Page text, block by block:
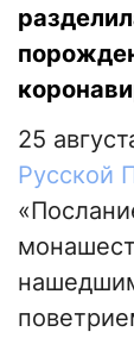
25
Русской